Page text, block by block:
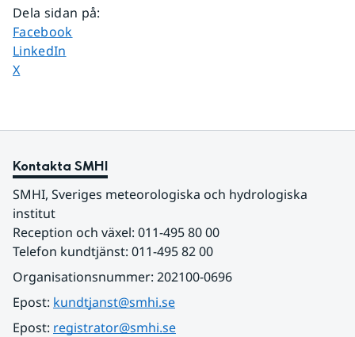
Dela sidan på:
Dela sidan på
Facebook
Dela sidan på
LinkedIn
Dela sidan på
X
Kontakta SMHI
SMHI, Sveriges meteorologiska och hydrologiska
institut
Reception och växel: 011-495 80 00
Telefon kundtjänst: 011-495 82 00
Organisationsnummer: 202100-0696
Epost: kundtjanst@smhi.se
Epost: registrator@smhi.se